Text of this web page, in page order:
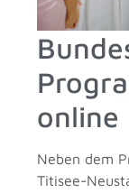
online
Neben dem
Titisee-